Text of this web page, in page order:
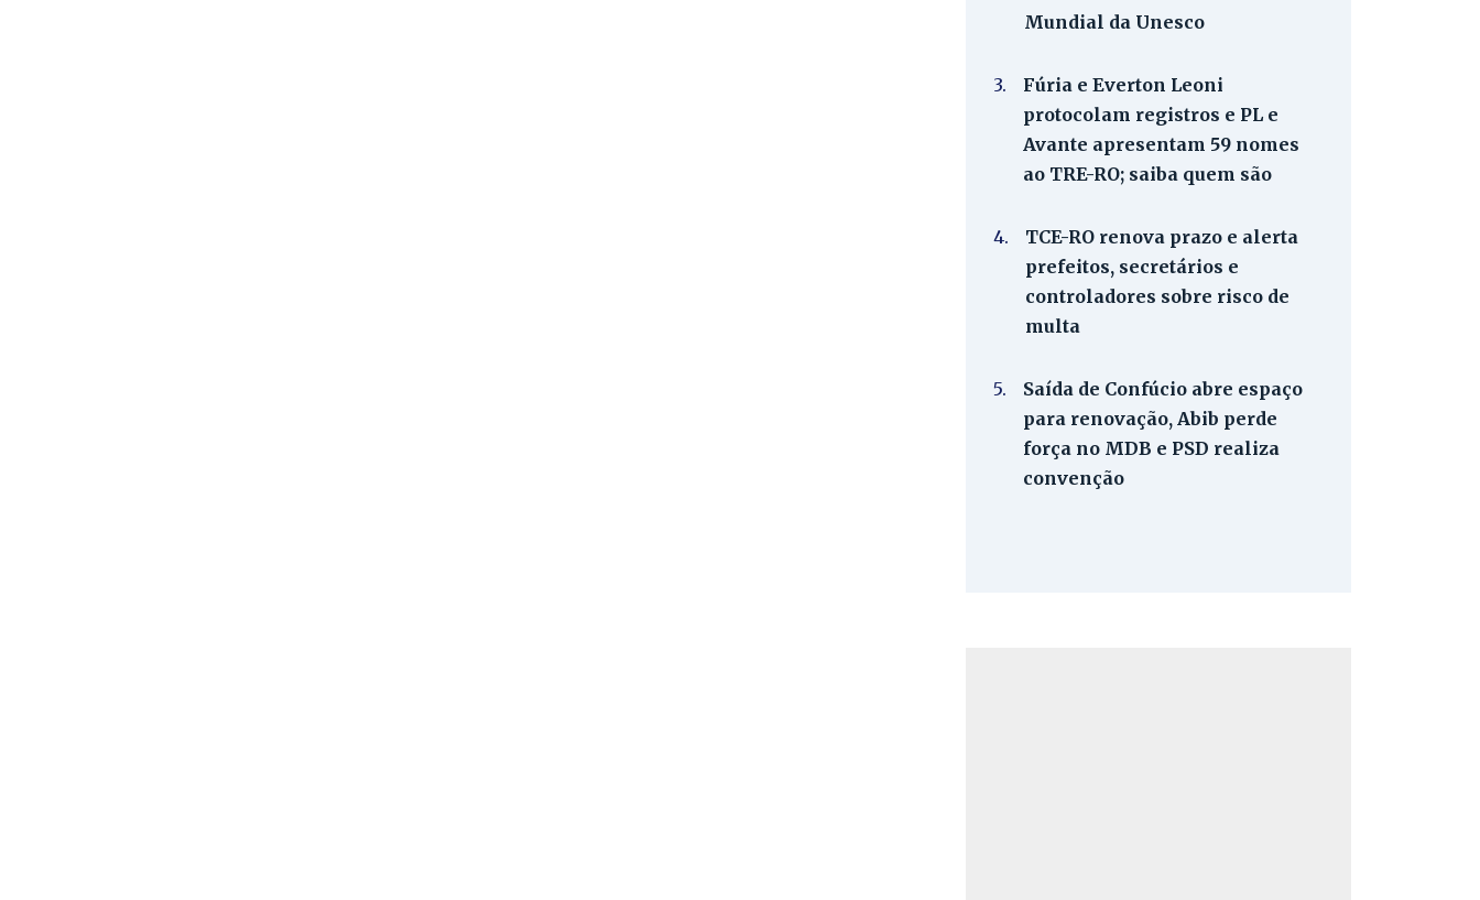
Mundial da Unesco
3.
Fúria e Everton Leoni
protocolam registros e PL e
Avante apresentam 59 nomes
ao TRE-RO; saiba quem são
4.
TCE-RO renova prazo e alerta
prefeitos, secretários e
controladores sobre risco de
multa
5.
Saída de Confúcio abre espaço
para renovação, Abib perde
força no MDB e PSD realiza
convenção